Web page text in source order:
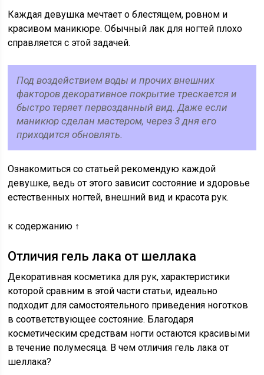
Каждая девушка мечтает о блестящем, ровном и
красивом маникюре. Обычный лак для ногтей плохо
справляется с этой задачей.
Под воздействием воды и прочих внешних
факторов декоративное покрытие трескается и
быстро теряет первозданный вид. Даже если
маникюр сделан мастером, через 3 дня его
приходится обновлять.
Ознакомиться со статьей рекомендую каждой
девушке, ведь от этого зависит состояние и здоровье
естественных ногтей, внешний вид и красота рук.
к содержанию ↑
Отличия гель лака от шеллака
Декоративная косметика для рук, характеристики
которой сравним в этой части статьи, идеально
подходит для самостоятельного приведения ноготков
в соответствующее состояние. Благодаря
косметическим средствам ногти остаются красивыми
в течение полумесяца. В чем отличия гель лака от
шеллака?